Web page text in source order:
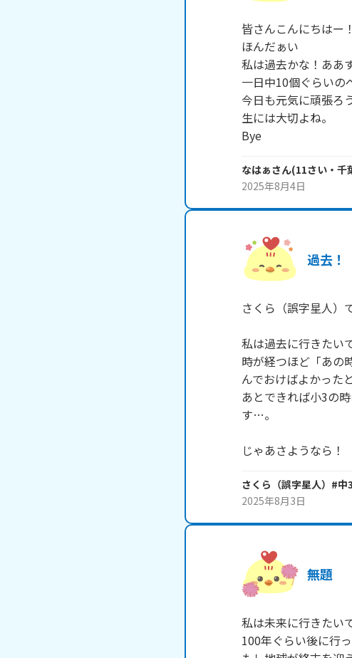
皆さんこんにちはー
ほんだぁい
私は過去かな！ああ
一日中10個ぐらいの
今日も元気に頑張ろ
生には大切よね。
Bye
なはぁさん(11さい・ 千
2025年8月4日
過去！
さくら（誤字星人）
私は過去に行きたい
時が経つほど「あの
んでおけばよかった
あとできれば小3の
す…。
じゃあさようなら！
さくら（誤字星人）#中
2025年8月3日
無題
私は未来に行きたいで
100年ぐらい後に行